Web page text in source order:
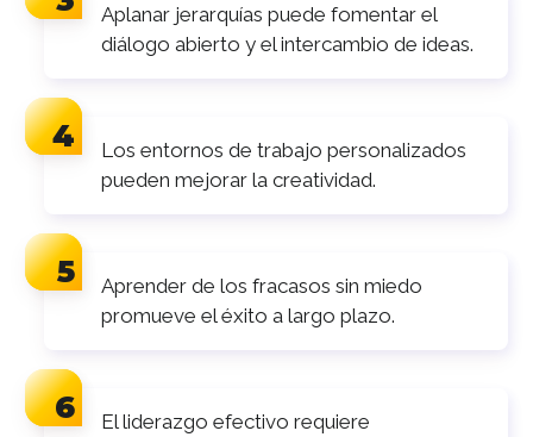
Aplanar jerarquías puede fomentar el
diálogo abierto y el intercambio de ideas.
Los entornos de trabajo personalizados
pueden mejorar la creatividad.
Aprender de los fracasos sin miedo
promueve el éxito a largo plazo.
El liderazgo efectivo requiere